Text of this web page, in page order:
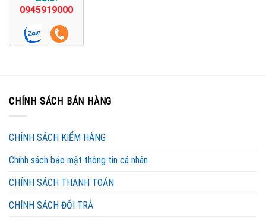
0945919000
CHÍNH SÁCH BÁN HÀNG
CHÍNH SÁCH KIỂM HÀNG
Chính sách bảo mật thông tin cá nhân
CHÍNH SÁCH THANH TOÁN
CHÍNH SÁCH ĐỔI TRẢ